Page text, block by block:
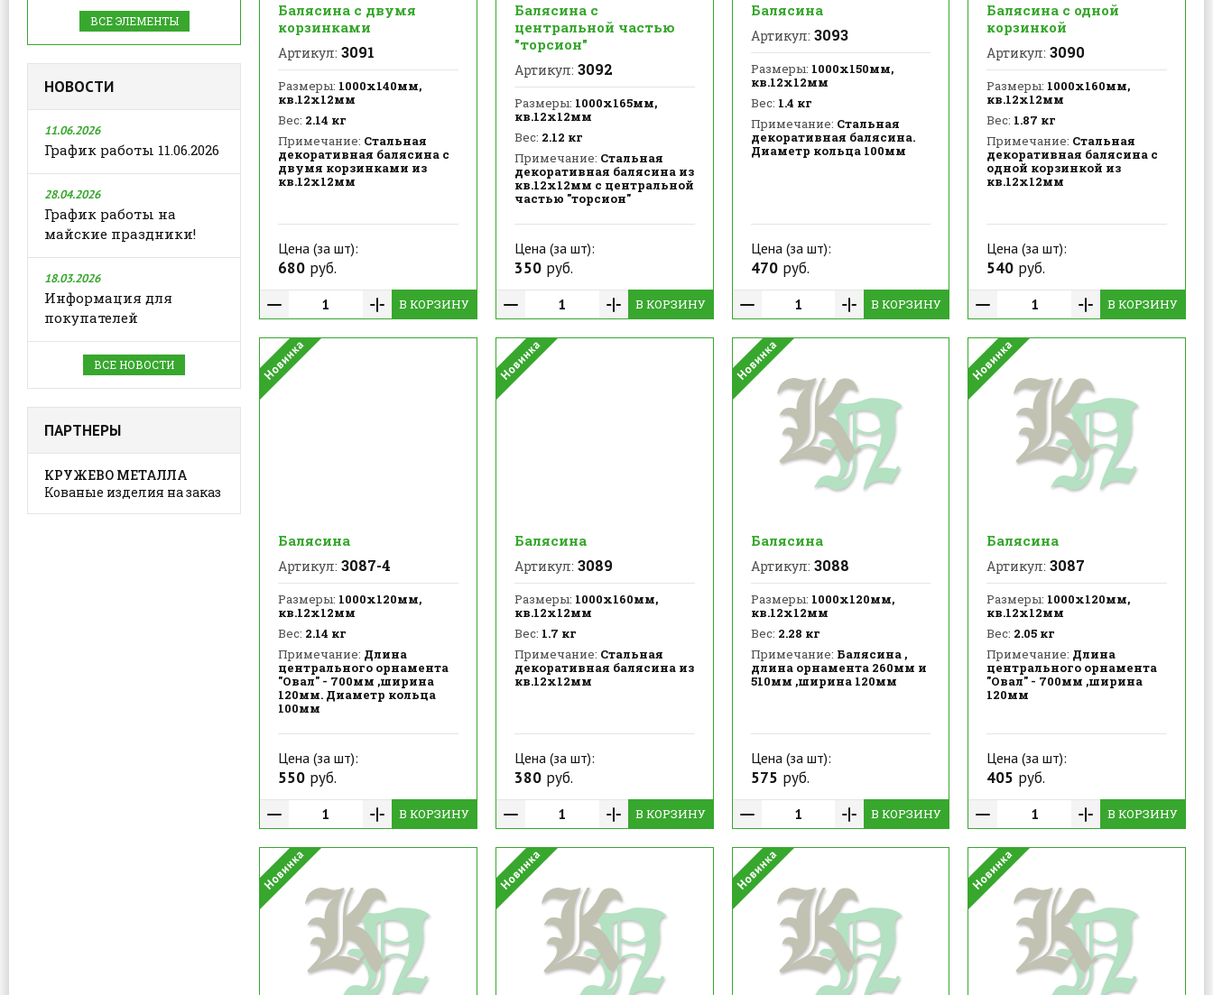
ВСЕ ЭЛЕМЕНТЫ
НОВОСТИ
11.06.2026
График работы 11.06.2026
28.04.2026
График работы на
майские праздники!
18.03.2026
Информация для
покупателей
ВСЕ НОВОСТИ
ПАРТНЕРЫ
КРУЖЕВО МЕТАЛЛА
Кованые изделия на заказ
Балясина с двумя
корзинками
Артикул: 3091
Размеры: 1000х140мм,
кв.12х12мм
Вес: 2.14 кг
Примечание: Стальная
декоративная балясина с
двумя корзинками из
кв.12х12мм
Цена (за шт):
680 руб.
В КОРЗИНУ
Балясина с
центральной частью
"торсион"
Артикул: 3092
Размеры: 1000х165мм,
кв.12х12мм
Вес: 2.12 кг
Примечание: Стальная
декоративная балясина из
кв.12х12мм с центральной
частью "торсион"
Цена (за шт):
350руб.
В КОРЗИНУ
Балясина
Артикул: 3093
Размеры: 1000х150мм,
кв.12х12мм
Вес: 1.4 кг
Примечание: Стальная
декоративная балясина.
Диаметр кольца 100мм
Цена (за шт):
470руб.
В КОРЗИНУ
Балясина с одной
корзинкой
Артикул: 3090
Размеры: 1000х160мм,
кв.12х12мм
Вес: 1.87 кг
Примечание: Стальная
декоративная балясина с
одной корзинкой из
кв.12х12мм
Цена (за шт):
540 руб.
В КОРЗИНУ
Балясина
Артикул: 3087-4
Размеры: 1000х120мм,
кв.12х12мм
Вес: 2.14 кг
Примечание: Длина
центрального орнамента
"Овал" - 700мм ,ширина
120мм. Диаметр кольца
100мм
Цена (за шт):
550 руб.
В КОРЗИНУ
Балясина
Артикул: 3089
Размеры: 1000х160мм,
кв.12х12мм
Вес: 1.7 кг
Примечание: Стальная
декоративная балясина из
кв.12х12мм
Цена (за шт):
380руб.
В КОРЗИНУ
Балясина
Артикул: 3088
Размеры: 1000х120мм,
кв.12х12мм
Вес: 2.28 кг
Примечание: Балясина ,
длина орнамента 260мм и
510мм ,ширина 120мм
Цена (за шт):
575 руб.
В КОРЗИНУ
Балясина
Артикул: 3087
Размеры: 1000х120мм,
кв.12х12мм
Вес: 2.05 кг
Примечание: Длина
центрального орнамента
"Овал" - 700мм ,ширина
120мм
Цена (за шт):
405 руб.
В КОРЗИНУ